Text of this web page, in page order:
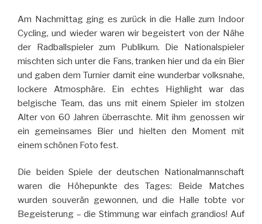
Am Nachmittag ging es zurück in die Halle zum Indoor
Cycling, und wieder waren wir begeistert von der Nähe
der Radballspieler zum Publikum. Die Nationalspieler
mischten sich unter die Fans, tranken hier und da ein Bier
und gaben dem Turnier damit eine wunderbar volksnahe,
lockere Atmosphäre. Ein echtes Highlight war das
belgische Team, das uns mit einem Spieler im stolzen
Alter von 60 Jahren überraschte. Mit ihm genossen wir
ein gemeinsames Bier und hielten den Moment mit
einem schönen Foto fest.
Die beiden Spiele der deutschen Nationalmannschaft
waren die Höhepunkte des Tages: Beide Matches
wurden souverän gewonnen, und die Halle tobte vor
Begeisterung – die Stimmung war einfach grandios! Auf